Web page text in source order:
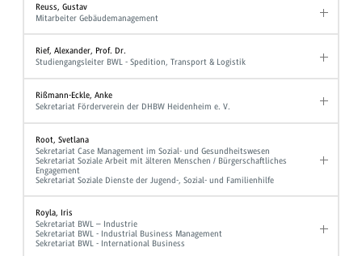
Reuss, Gustav
Mitarbeiter Gebäudemanagement
Rief, Alexander, Prof. Dr.
Studiengangsleiter BWL - Spedition, Transport & Logistik
Rißmann-Eckle, Anke
Sekretariat Förderverein der DHBW Heidenheim e. V.
Root, Svetlana
Sekretariat Case Management im Sozial- und Gesundheitswesen
Sekretariat Soziale Arbeit mit älteren Menschen / Bürgerschaftliches
Engagement
Sekretariat Soziale Dienste der Jugend-, Sozial- und Familienhilfe
Royla, Iris
Sekretariat BWL – Industrie
Sekretariat BWL - Industrial Business Management
Sekretariat BWL - International Business